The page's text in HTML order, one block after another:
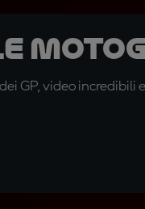
GP, video incredibili